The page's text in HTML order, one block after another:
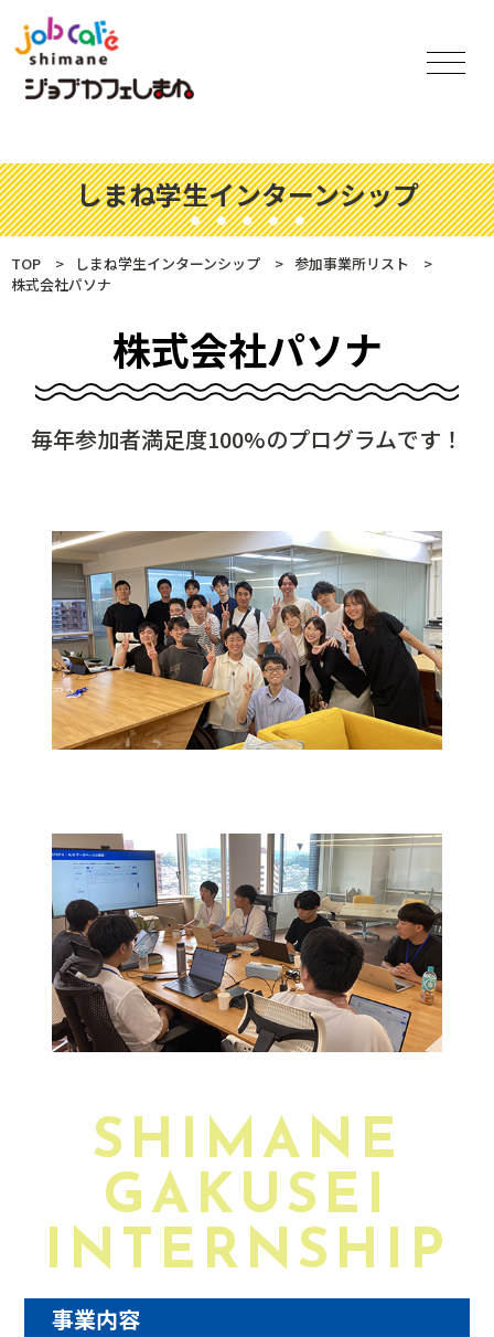
しまね学生インターンシップ
TOP しまね学生インターンシップ
参加事業所リスト
株式会社パソナ
株式会社パソナ
毎年参加者満足度100%のプログラムです！
SHIMANE
GAKUSEI
INTERNSHIP
事業内容